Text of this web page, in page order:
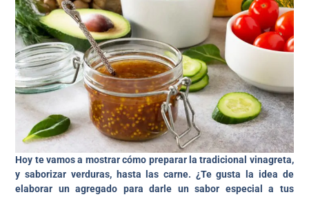
Hoy te vamos a mostrar cómo preparar la tradicional vinagreta,
y saborizar verduras, hasta las carne. ¿Te gusta la idea de
elaborar un agregado para darle un sabor especial a tus